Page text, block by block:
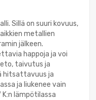
Sillä on suuri kovuus,
metallien
jälkeen.
happoja ja voi
taivutus ja
hitsattavuus ja
ja liukenee vain
lämpötilassa